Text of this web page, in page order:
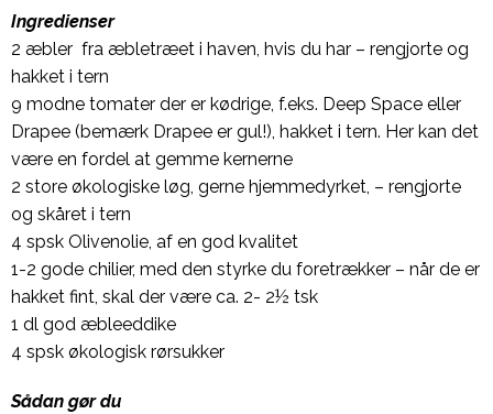
Ingredienser
2 æbler fra æbletræet i haven, hvis du har – rengjorte og
hakket i tern
9 modne tomater der er kødrige, f.eks. Deep Space eller
Drapee (bemærk Drapee er gul!), hakket i tern. Her kan det
være en fordel at gemme kernerne
2 store økologiske løg, gerne hjemmedyrket, – rengjorte
og skåret i tern
4 spsk Olivenolie, af en god kvalitet
1-2 gode chilier, med den styrke du foretrækker – når de er
hakket fint, skal der være ca. 2- 2½ tsk
1 dl god æbleeddike
4 spsk økologisk rørsukker
Sådan gør du